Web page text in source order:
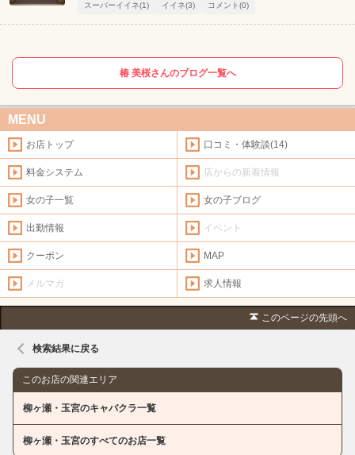
スーパーイイネ(1) イイネ(3) コメント(0)
椿 美桜さんのブログ一覧へ
MENU
お店トップ 口コミ・体験談(14)
料金システム 店からの新着情報
女の子一覧 女の子ブログ
出勤情報 イベント
クーポン MAP
メルマガ 求人情報
このページの先頭へ
検索結果に戻る
このお店の関連エリア
柳ヶ瀬・玉宮のキャバクラ一覧
柳ヶ瀬・玉宮のすべてのお店一覧